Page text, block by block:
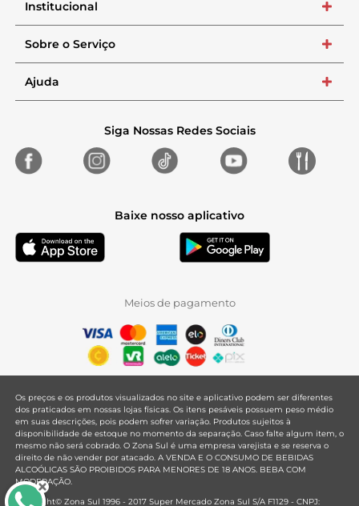
Institucional +
Sobre o Serviço +
Ajuda +
Siga Nossas Redes Sociais
Baixe nosso aplicativo
Meios de pagamento
Os preços e os produtos visualizados no site e aplicativo podem ser diferentes
dos praticados em nossas lojas físicas. Os itens pesáveis possuem peso médio
em suas descrições, pois podem sofrer variação. Produtos sujeitos à
disponibilidade de estoque no momento da separação. Caso falte algum item, o
mesmo não será cobrado. O Zona Sul é uma empresa varejista e se reserva o
direito de não vender por atacado. A VENDA E O CONSUMO DE BEBIDAS
ALCOÓLICAS SÃO PROIBIDOS PARA MENORES DE 18 ANOS. BEBA COM
MODERAÇÃO.
Copyright© Zona Sul 1996 - 2017 Super Mercado Zona Sul S/A F1129 - CNPJ: